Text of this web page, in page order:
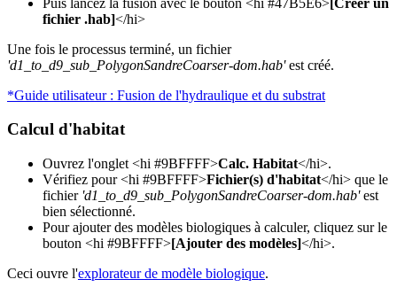
fichier .hab]</hi>
Une fois le processus terminé, un fichier
'd1_to_d9_sub_PolygonSandreCoarser-dom.hab'est créé.
*Guide utilisateur : Fusion de l'hydraulique et du substrat
Calcul d'habitat
Ouvrez l'onglet <hi #9BFFFF>Calc. Habitat</hi>.
Vérifiez pour <hi #9BFFFF>Fichier(s) d'habitat</hi> que le
fichier 'd1_to_d9_sub_PolygonSandreCoarser-dom.hab'est
bien sélectionné.
Pour ajouter des modèles biologiques à calculer, cliquez sur le
bouton <hi #9BFFFF>[Ajouter des modèles]</hi>.
Ceci ouvre l'explorateur de modèle biologique.